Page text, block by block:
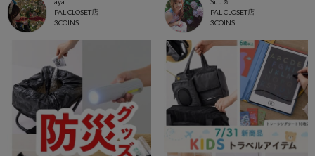
aya
PAL CLOSET店
3COINS
Suu☺︎
PAL CLOSET店
3COINS